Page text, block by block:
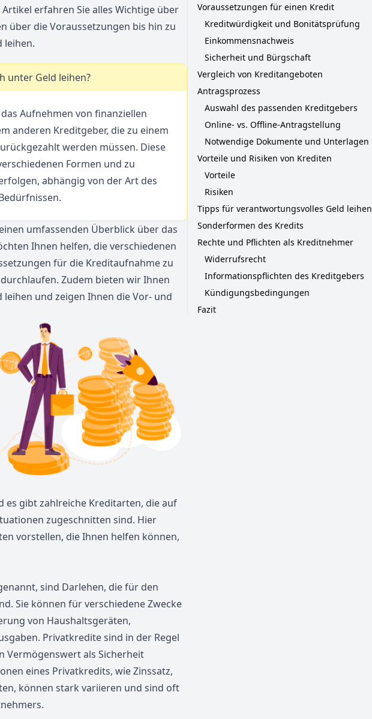
erfahren Sie alles Wichtige über
über die Voraussetzungen bis hin zu
leihen.
unter Geld leihen?
Aufnehmen von finanziellen
anderen Kreditgeber, die zu einem
werden müssen. Diese
Formen und zu
abhängig von der Art des
umfassenden Überblick über das
Ihnen helfen, die verschiedenen
für die Kreditaufnahme zu
Zudem bieten wir Ihnen
und zeigen Ihnen die Vor- und
es gibt zahlreiche Kreditarten, die auf
zugeschnitten sind. Hier
vorstellen, die Ihnen helfen können,
sind Darlehen, die für den
Sie können für verschiedene Zwecke
von Haushaltsgeräten,
Privatkredite sind in der Regel
Vermögenswert als Sicherheit
eines Privatkredits, wie Zinssatz,
können stark variieren und sind oft
Voraussetzungen für einen Kredit
Kreditwürdigkeit und Bonitätsprüfung
Einkommensnachweis
Sicherheit und Bürgschaft
Vergleich von Kreditangeboten
Antragsprozess
Auswahl des passenden Kreditgebers
Online- vs. Offline-Antragstellung
Notwendige Dokumente und Unterlagen
Vorteile und Risiken von Krediten
Vorteile
Risiken
Tipps für verantwortungsvolles Geld leihen
Sonderformen des Kredits
Rechte und Pflichten als Kreditnehmer
Widerrufsrecht
Informationspflichten des Kreditgebers
Kündigungsbedingungen
Fazit